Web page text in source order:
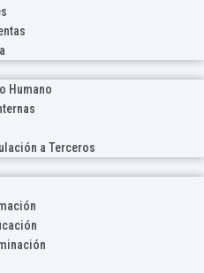
Humano
a Terceros